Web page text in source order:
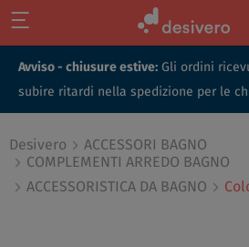
Avviso - chiusure estive: Gli ordini
subire ritardi nella spedizione per le
Desivero
ACCESSORI BAGNO
COMPLEMENTI ARREDO BAGNO
ACCESSORISTICA DA BAGNO